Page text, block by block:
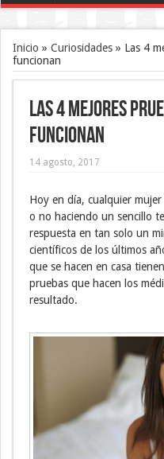
Inicio » Curiosidades » Las 4
funcionan
Las 4 mejores
funcionan
14 agosto, 2017
Hoy en día, cualquier
o no haciendo un sencillo
respuesta en tan solo un
científicos de los últimos
que se hacen en casa
pruebas que hacen los
resultado.